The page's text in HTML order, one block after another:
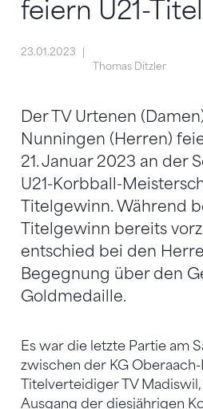
feiern U21-Titel
23.01.2023
Thomas Ditzler
Der TV Urtenen
Nunningen (Herren)
21. Januar 2023 an der
U21-Korbball-
Titelgewinn. Während
Titelgewinn bereits
entschied bei den
Begegnung über den
Goldmedaille.
Es war die letzte Partie am
zwischen der KG
Titelverteidiger TV
Ausgang der diesjährigen